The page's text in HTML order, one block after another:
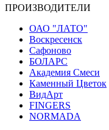
ПРОИЗВОДИТЕЛИ
ОАО "ЛАТО"
Воскресенск
Сафоново
БОЛАРС
Академия Смеси
Каменный Цветок
ВидАрт
FINGERS
NORMADA